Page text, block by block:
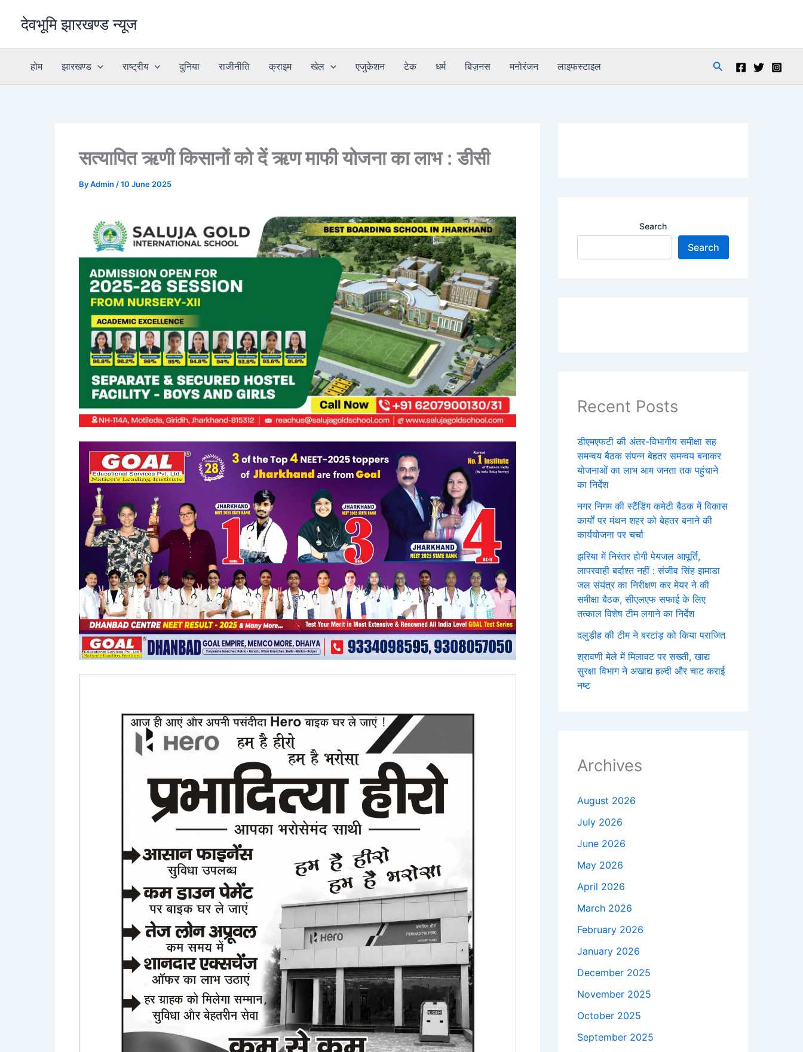
देवभूमि झारखण्ड न्यूज
होम झारखण्ड राष्ट्रीय दुनिया राजीनीति क्राइम खेल एजुकेशन टेक धर्म बिज़नस मनोरंजन लाइफस्टाइल Search
सत्यापित ऋणी किसानों को दें ऋण माफी योजना का लाभ : डीसी
ByAdmin /10 June 2025
Search
Search
Recent Posts
डीएमएफटी की अंतर-विभागीय समीक्षा सह
समन्वय बैठक संपन्न बेहतर समन्वय बनाकर
योजनाओं का लाभ आम जनता तक पहुंचाने
का निर्देश
नगर निगम की स्टैंडिंग कमेटी बैठक में विकास
कार्यों पर मंथन शहर को बेहतर बनाने की
कार्ययोजना पर चर्चा
झरिया में निरंतर होगी पेयजल आपूर्ति,
लापरवाही बर्दाश्त नहीं : संजीव सिंह झमाडा
जल संयंत्र का निरीक्षण कर मेयर ने की
समीक्षा बैठक, सीएलएफ सफाई के लिए
तत्काल विशेष टीम लगाने का निर्देश
दलुडीह की टीम ने बरटांड़ को किया पराजित
श्रावणी मेले में मिलावट पर सख्ती, खाद्य
सुरक्षा विभाग ने अखाद्य हल्दी और चाट कराई
नष्ट
Archives
August 2026
July 2026
June 2026
May 2026
April 2026
March 2026
February 2026
January 2026
December 2025
November 2025
October 2025
September 2025